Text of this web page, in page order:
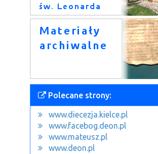
Polecane strony:
www.diecezja.kielce.pl
www.facebog.deon.pl
www.mateusz.pl
www.deon.pl